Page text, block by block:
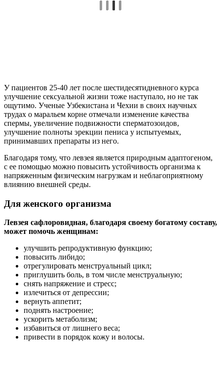
У пациентов 25-40 лет после шестидесятидневного курса
улучшение сексуальной жизни тоже наступало, но не так
ощутимо. Ученые Узбекистана и Чехии в своих научных
трудах о маральем корне отмечали изменение качества
спермы, увеличение подвижности сперматозоидов,
улучшение полноты эрекции пениса у испытуемых,
принимавших препараты из него.
Благодаря тому, что левзея является природным адаптогеном,
с ее помощью можно повысить устойчивость организма к
напряженным физическим нагрузкам и неблагоприятному
влиянию внешней среды.
Для женского организма
Левзея сафлоровидная, благодаря своему богатому составу,
может помочь женщинам:
улучшить репродуктивную функцию;
повысить либидо;
отрегулировать менструальный цикл;
приглушить боль, в том числе менструальную;
снять напряжение и стресс;
излечиться от депрессии;
вернуть аппетит;
поднять настроение;
ускорить метаболизм;
избавиться от лишнего веса;
привести в порядок кожу и волосы.